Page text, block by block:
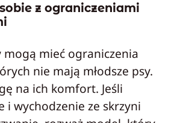
z ograniczeniami
mogą mieć ograniczenia
nie mają młodsze psy.
na ich komfort. Jeśli
i wychodzenie ze skrzyni